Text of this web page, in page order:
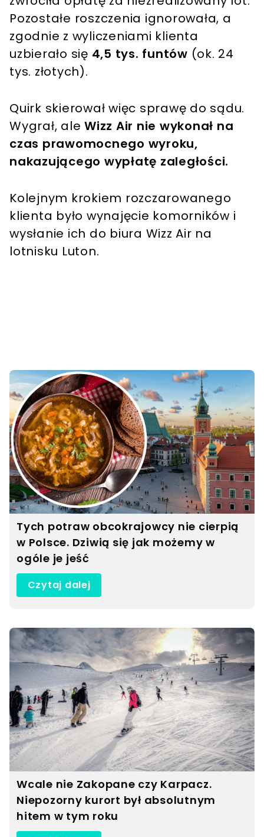
Pozostałe roszczenia ignorowała, a
zgodnie z wyliczeniami klienta
uzbierało się 4,5 tys. funtów (ok. 24
tys. złotych).
Quirk skierował więc sprawę do sądu.
Wygrał, ale Wizz Air nie wykonał na
czas prawomocnego wyroku,
nakazującego wypłatę zaległości.
Kolejnym krokiem rozczarowanego
klienta było wynajęcie komorników i
wysłanie ich do biura Wizz Air na
lotnisku Luton.
Tych potraw obcokrajowcy nie cierpią
w Polsce. Dziwią się jak możemy w
ogóle je jeść
Czytaj dalej
Wcale nie Zakopane czy Karpacz.
Niepozorny kurort był absolutnym
hitem w tym roku